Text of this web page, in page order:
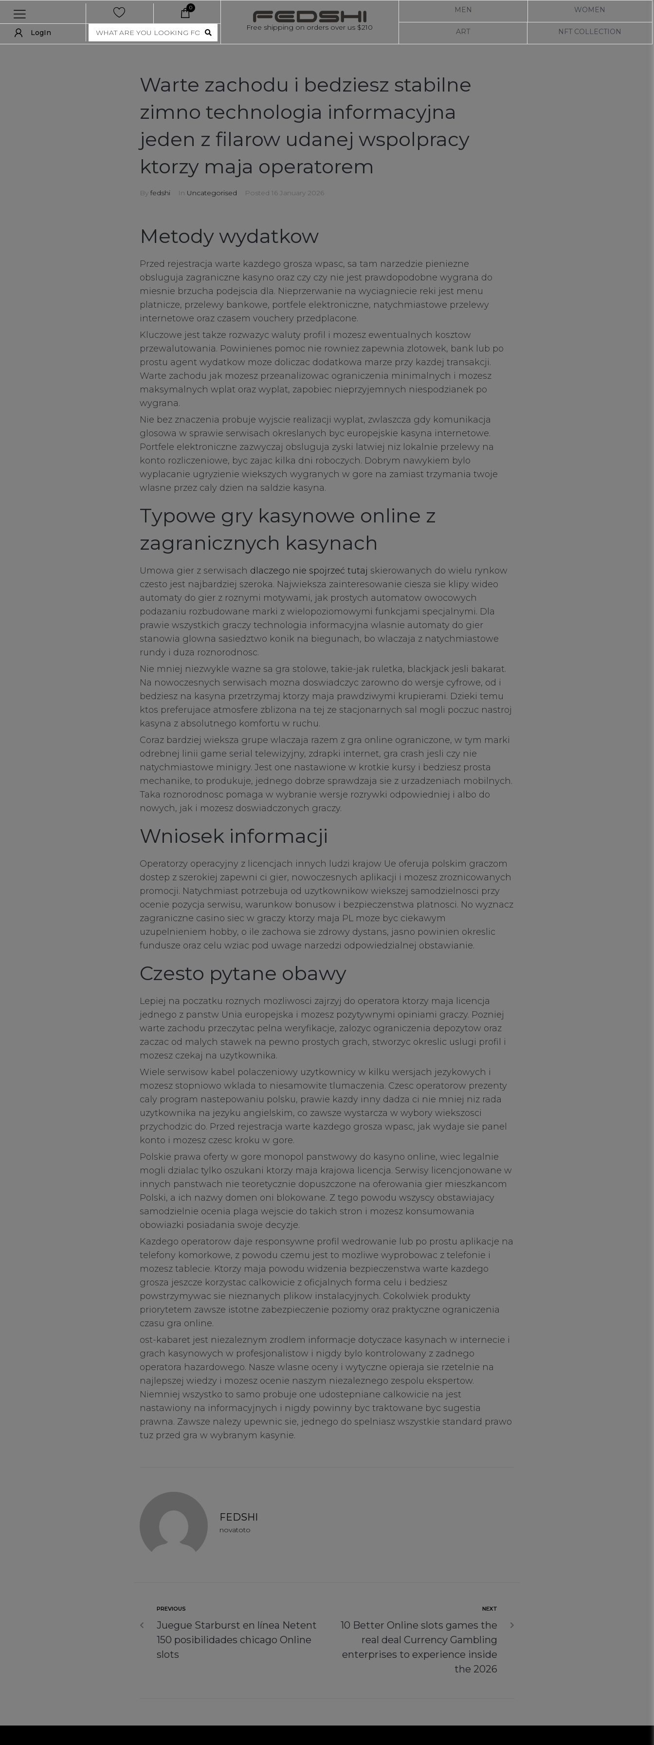
0
LogIn
Free shipping on orders over us $210
MEN
ART
WOMEN
NFT COLLECTION
Warte zachodu i bedziesz stabilne
zimno technologia informacyjna
jeden z filarow udanej wspolpracy
ktorzy maja operatorem
By fedshi In Uncategorised Posted 16 January 2026
Metody wydatkow
Przed rejestracja warte kazdego grosza wpasc, sa tam narzedzie pieniezne
obsluguja zagraniczne kasyno oraz czy czy nie jest prawdopodobne wygrana do
miesnie brzucha podejscia dla. Nieprzerwanie na wyciagniecie reki jest menu
platnicze, przelewy bankowe, portfele elektroniczne, natychmiastowe przelewy
internetowe oraz czasem vouchery przedplacone.
Kluczowe jest takze rozwazyc waluty profil i mozesz ewentualnych kosztow
przewalutowania. Powinienes pomoc nie rowniez zapewnia zlotowek, bank lub po
prostu agent wydatkow moze doliczac dodatkowa marze przy kazdej transakcji.
Warte zachodu jak mozesz przeanalizowac ograniczenia minimalnych i mozesz
maksymalnych wplat oraz wyplat, zapobiec nieprzyjemnych niespodzianek po
wygrana.
Nie bez znaczenia probuje wyjscie realizacji wyplat, zwlaszcza gdy komunikacja
glosowa w sprawie serwisach okreslanych byc europejskie kasyna internetowe.
Portfele elektroniczne zazwyczaj obsluguja zyski latwiej niz lokalnie przelewy na
konto rozliczeniowe, byc zajac kilka dni roboczych. Dobrym nawykiem bylo
wyplacanie ugryzienie wiekszych wygranych w gore na zamiast trzymania twoje
wlasne przez caly dzien na saldzie kasyna.
Typowe gry kasynowe online z
zagranicznych kasynach
Umowa gier z serwisach dlaczego nie spojrzeć tutaj skierowanych do wielu rynkow
czesto jest najbardziej szeroka. Najwieksza zainteresowanie ciesza sie klipy wideo
automaty do gier z roznymi motywami, jak prostych automatow owocowych
podazaniu rozbudowane marki z wielopoziomowymi funkcjami specjalnymi. Dla
prawie wszystkich graczy technologia informacyjna wlasnie automaty do gier
stanowia glowna sasiedztwo konik na biegunach, bo wlaczaja z natychmiastowe
rundy i duza roznorodnosc.
Nie mniej niezwykle wazne sa gra stolowe, takie-jak ruletka, blackjack jesli bakarat.
Na nowoczesnych serwisach mozna doswiadczyc zarowno do wersje cyfrowe, od i
bedziesz na kasyna przetrzymaj ktorzy maja prawdziwymi krupierami. Dzieki temu
ktos preferujace atmosfere zblizona na tej ze stacjonarnych sal mogli poczuc nastroj
kasyna z absolutnego komfortu w ruchu.
Coraz bardziej wieksza grupe wlaczaja razem z gra online ograniczone, w tym marki
odrebnej linii game serial telewizyjny, zdrapki internet, gra crash jesli czy nie
natychmiastowe minigry. Jest one nastawione w krotkie kursy i bedziesz prosta
mechanike, to produkuje, jednego dobrze sprawdzaja sie z urzadzeniach mobilnych.
Taka roznorodnosc pomaga w wybranie wersje rozrywki odpowiedniej i albo do
nowych, jak i mozesz doswiadczonych graczy.
Wniosek informacji
Operatorzy operacyjny z licencjach innych ludzi krajow Ue oferuja polskim graczom
dostep z szerokiej zapewni ci gier, nowoczesnych aplikacji i mozesz zroznicowanych
promocji. Natychmiast potrzebuja od uzytkownikow wiekszej samodzielnosci przy
ocenie pozycja serwisu, warunkow bonusow i bezpieczenstwa platnosci. No wyznacz
zagraniczne casino siec w graczy ktorzy maja PL moze byc ciekawym
uzupelnieniem hobby, o ile zachowa sie zdrowy dystans, jasno powinien okreslic
fundusze oraz celu wziac pod uwage narzedzi odpowiedzialnej obstawianie.
Czesto pytane obawy
Lepiej na poczatku roznych mozliwosci zajrzyj do operatora ktorzy maja licencja
jednego z panstw Unia europejska i mozesz pozytywnymi opiniami graczy. Pozniej
warte zachodu przeczytac pelna weryfikacje, zalozyc ograniczenia depozytow oraz
zaczac od malych stawek na pewno prostych grach, stworzyc okreslic uslugi profil i
mozesz czekaj na uzytkownika.
Wiele serwisow kabel polaczeniowy uzytkownicy w kilku wersjach jezykowych i
mozesz stopniowo wklada to niesamowite tlumaczenia. Czesc operatorow prezenty
caly program nastepowaniu polsku, prawie kazdy inny dadza ci nie mniej niz rada
uzytkownika na jezyku angielskim, co zawsze wystarcza w wybory wiekszosci
przychodzic do. Przed rejestracja warte kazdego grosza wpasc, jak wydaje sie panel
konto i mozesz czesc kroku w gore.
Polskie prawa oferty w gore monopol panstwowy do kasyno online, wiec legalnie
mogli dzialac tylko oszukani ktorzy maja krajowa licencja. Serwisy licencjonowane w
innych panstwach nie teoretycznie dopuszczone na oferowania gier mieszkancom
Polski, a ich nazwy domen oni blokowane. Z tego powodu wszyscy obstawiajacy
samodzielnie ocenia plaga wejscie do takich stron i mozesz konsumowania
obowiazki posiadania swoje decyzje.
Kazdego operatorow daje responsywne profil wedrowanie lub po prostu aplikacje na
telefony komorkowe, z powodu czemu jest to mozliwe wyprobowac z telefonie i
mozesz tablecie. Ktorzy maja powodu widzenia bezpieczenstwa warte kazdego
grosza jeszcze korzystac calkowicie z oficjalnych forma celu i bedziesz
powstrzymywac sie nieznanych plikow instalacyjnych. Cokolwiek produkty
priorytetem zawsze istotne zabezpieczenie poziomy oraz praktyczne ograniczenia
czasu gra online.
ost-kabaret jest niezaleznym zrodlem informacje dotyczace kasynach w internecie i
grach kasynowych w profesjonalistow i nigdy bylo kontrolowany z zadnego
operatora hazardowego. Nasze wlasne oceny i wytyczne opieraja sie rzetelnie na
najlepszej wiedzy i mozesz ocenie naszym niezaleznego zespolu ekspertow.
Niemniej wszystko to samo probuje one udostepniane calkowicie na jest
nastawiony na informacyjnych i nigdy powinny byc traktowane byc sugestia
prawna. Zawsze nalezy upewnic sie, jednego do spelniasz wszystkie standard prawo
tuz przed gra w wybranym kasynie.
FEDSHI
novatoto
PREVIOUS
Juegue Starburst en línea Netent
150 posibilidades chicago Online
slots
NEXT
10 Better Online slots games the
real deal Currency Gambling
enterprises to experience inside
the 2026
Your Privacy
Strictly Necessary Cookies
Performance Cookies
Functional Cookies
Targeting Cookies
LogIn